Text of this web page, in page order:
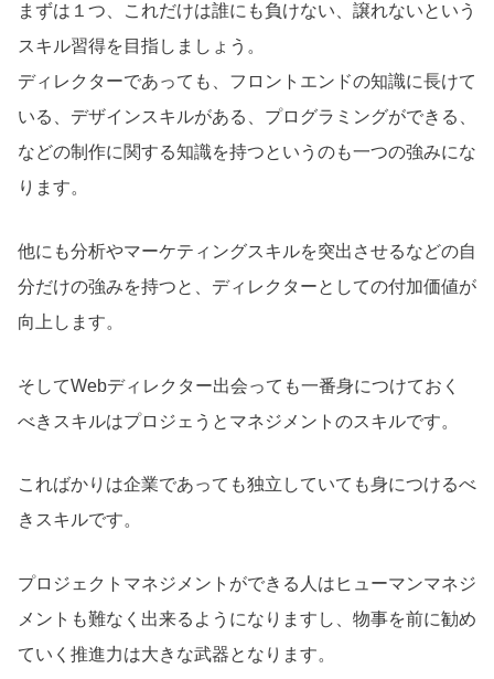
まずは１つ、これだけは誰にも負けない、譲れないという
スキル習得を目指しましょう。
ディレクターであっても、フロントエンドの知識に長けて
いる、デザインスキルがある、プログラミングができる、
などの制作に関する知識を持つというのも一つの強みにな
ります。
他にも分析やマーケティングスキルを突出させるなどの自
分だけの強みを持つと、ディレクターとしての付加価値が
向上します。
そしてWebディレクター出会っても一番身につけておく
べきスキルはプロジェうとマネジメントのスキルです。
こればかりは企業であっても独立していても身につけるべ
きスキルです。
プロジェクトマネジメントができる人はヒューマンマネジ
メントも難なく出来るようになりますし、物事を前に勧め
ていく推進力は大きな武器となります。